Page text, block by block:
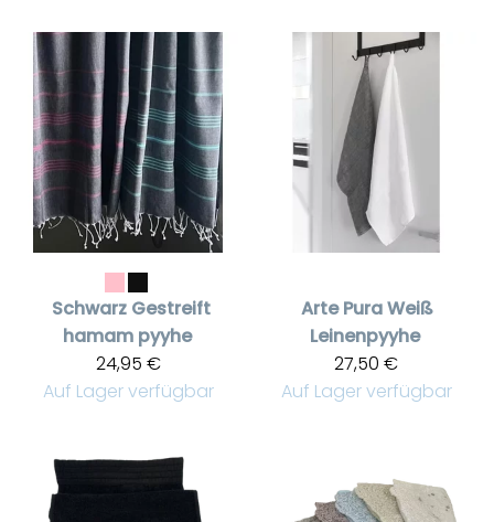
Schwarz Gestreift
hamam pyyhe
24,95 €
Auf Lager verfügbar
Arte PuraWeiß
Leinenpyyhe
27,50 €
Auf Lager verfügbar